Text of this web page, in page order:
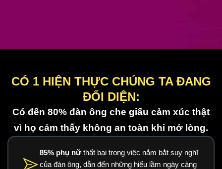
CÓ 1 HIỆN THỰC CHÚNG TA ĐANG
ĐỐI DIỆN:
Có đến 80% đàn ông che giấu cảm xúc thật
vì họ cảm thấy không an toàn khi mở lòng.
85% phụ nữthất bại trong việc nắm bắt suy nghĩ
của đàn ông, dẫn đến những hiểu lầm ngày càng